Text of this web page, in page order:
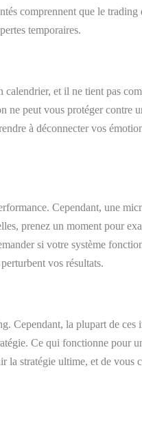
comprennent que le
temporaires.
et il ne tient pas
ne peut vous protéger contre
à déconnecter vos
Cependant, une
prenez un moment pour
si votre système
vos résultats.
Cependant, la plupart de
Ce qui fonctionne pour
stratégie ultime, et de